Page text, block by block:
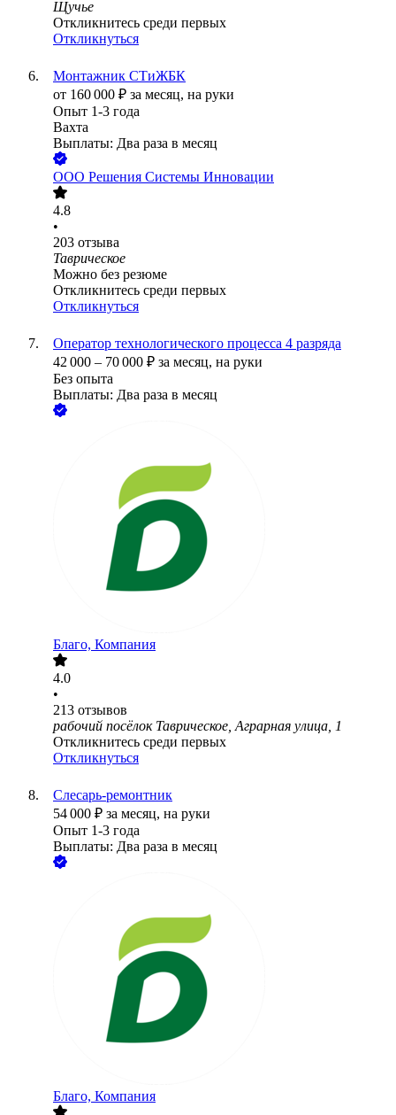
Щучье
Откликнитесь среди первых
Откликнуться
Монтажник СТиЖБК
от 160 000 ₽ за месяц, на руки
Опыт 1-3 года
Вахта
Выплаты: Два раза в месяц
ООО Решения Системы Инновации
4.8
•
203 отзыва
Таврическое
Можно без резюме
Откликнитесь среди первых
Откликнуться
Оператор технологического процесса 4 разряда
42 000 – 70 000 ₽ за месяц, на руки
Без опыта
Выплаты: Два раза в месяц
Благо, Компания
4.0
•
213 отзывов
рабочий посёлок Таврическое, Аграрная улица, 1
Откликнитесь среди первых
Откликнуться
Слесарь-ремонтник
54 000 ₽ за месяц, на руки
Опыт 1-3 года
Выплаты: Два раза в месяц
Благо, Компания